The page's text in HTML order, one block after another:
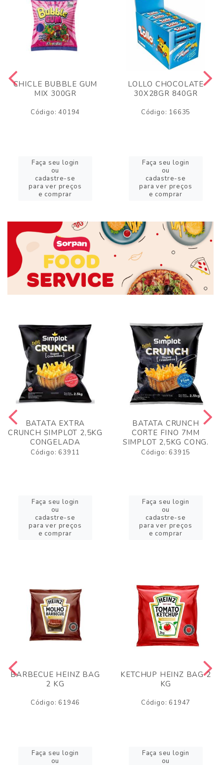
CHICLE BUBBLE GUM
MIX 300GR
Código: 40194
Faça seu login
ou
cadastre-se
para ver preços
e comprar
LOLLO CHOCOLATE
30X28GR 840GR
Código: 16635
Faça seu login
ou
cadastre-se
para ver preços
e comprar
BATATA EXTRA
CRUNCH SIMPLOT 2,5KG
CONGELADA
Código: 63911
Faça seu login
ou
cadastre-se
para ver preços
e comprar
BATATA CRUNCH
CORTE FINO 7MM
SIMPLOT 2,5KG CONG.
Código: 63915
Faça seu login
ou
cadastre-se
para ver preços
e comprar
BARBECUE HEINZ BAG
2 KG
Código: 61946
Faça seu login
ou
KETCHUP HEINZ BAG 2
KG
Código: 61947
Faça seu login
ou